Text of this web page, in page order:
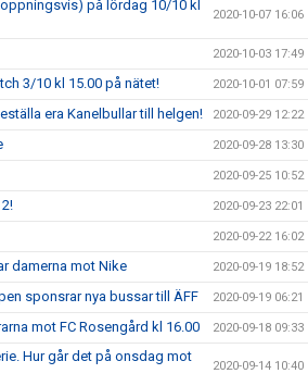
på lördag 10/10 kl
2020-10-07 16:06
2020-10-03 17:49
3/10 kl 15.00 på nätet! 2020-10-01 07:59
era Kanelbullar till helgen! 2020-09-29 12:22
2020-09-28 13:30
2020-09-25 10:52
2020-09-23 22:01
2020-09-22 16:02
damerna mot Nike 2020-09-19 18:52
sponsrar nya bussar till ÄFF 2020-09-19 06:21
mot FC Rosengård kl 16.00 2020-09-18 09:33
Hur går det på onsdag mot
2020-09-14 10:40